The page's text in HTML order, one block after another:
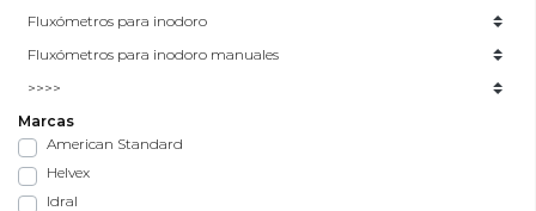
Marcas
American Standard
Helvex
Idral